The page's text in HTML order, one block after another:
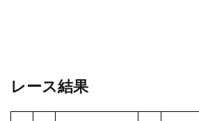
レース結果